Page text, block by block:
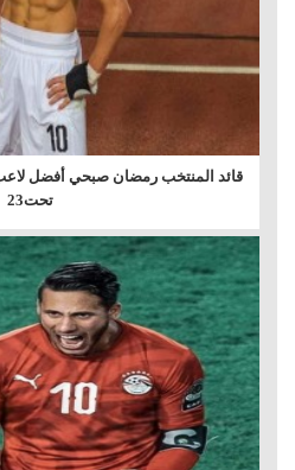
قائد المنتخب رمضان صبحي أفضل لاعب
تحت23